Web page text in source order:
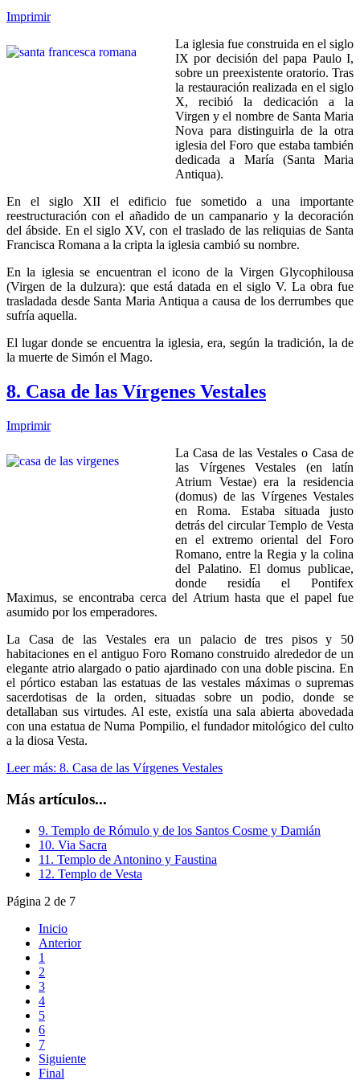
Imprimir
La iglesia fue construida en el siglo
IX por decisión del papa Paulo I,
sobre un preexistente oratorio. Tras
la restauración realizada en el siglo
X, recibió la dedicación a la
Virgen y el nombre de Santa Maria
Nova para distinguirla de la otra
iglesia del Foro que estaba también
dedicada a María (Santa Maria
Antiqua).
En el siglo XII el edificio fue sometido a una importante
reestructuración con el añadido de un campanario y la decoración
del ábside. En el siglo XV, con el traslado de las reliquias de Santa
Francisca Romana a la cripta la iglesia cambió su nombre.
En la iglesia se encuentran el icono de la Virgen Glycophilousa
(Virgen de la dulzura): que está datada en el siglo V. La obra fue
trasladada desde Santa Maria Antiqua a causa de los derrumbes que
sufría aquella.
El lugar donde se encuentra la iglesia, era, según la tradición, la de
la muerte de Simón el Mago.
8. Casa de las Vírgenes Vestales
Imprimir
La Casa de las Vestales o Casa de
las Vírgenes Vestales (en latín
Atrium Vestae) era la residencia
(domus) de las Vírgenes Vestales
en Roma. Estaba situada justo
detrás del circular Templo de Vesta
en el extremo oriental del Foro
Romano, entre la Regia y la colina
del Palatino. El domus publicae,
donde residía el Pontifex
Maximus, se encontraba cerca del Atrium hasta que el papel fue
asumido por los emperadores.
La Casa de las Vestales era un palacio de tres pisos y 50
habitaciones en el antiguo Foro Romano construido alrededor de un
elegante atrio alargado o patio ajardinado con una doble piscina. En
el pórtico estaban las estatuas de las vestales máximas o supremas
sacerdotisas de la orden, situadas sobre un podio, donde se
detallaban sus virtudes. Al este, existía una sala abierta abovedada
con una estatua de Numa Pompilio, el fundador mitológico del culto
a la diosa Vesta.
Leer más: 8. Casa de las Vírgenes Vestales
Más artículos...
9. Templo de Rómulo y de los Santos Cosme y Damián
10. Via Sacra
11. Templo de Antonino y Faustina
12. Templo de Vesta
Página 2 de 7
Inicio
Anterior
1
2
3
4
5
6
7
Siguiente
Final